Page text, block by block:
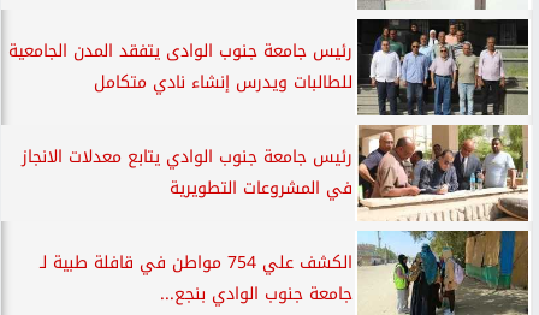
رئيس جامعة جنوب الوادى يتفقد المدن الجامعية
للطالبات ويدرس إنشاء نادي متكامل
رئيس جامعة جنوب الوادي يتابع معدلات الانجاز
في المشروعات التطويرية
الكشف علي 754 مواطن في قافلة طبية لـ
جامعة جنوب الوادي بنجع...